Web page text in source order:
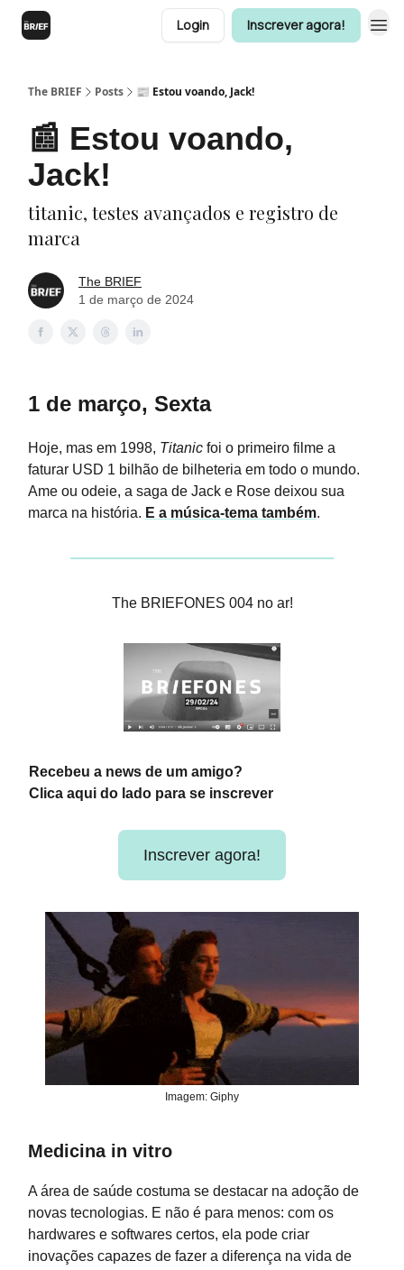
Login Inscrever agora!
The BRIEF Posts 📰 Estou voando, Jack!
📰 Estou voando,
Jack!
titanic, testes avançados e registro de
marca
The BRIEF
1 de março de 2024
1 de março, Sexta
Hoje, mas em 1998, Titanic foi o primeiro filme a
faturar USD 1 bilhão de bilheteria em todo o mundo.
Ame ou odeie, a saga de Jack e Rose deixou sua
marca na história. E a música-tema também.
The BRIEFONES 004 no ar!
Recebeu a news de um amigo?
Clica aqui do lado para se inscrever
Inscrever agora!
Imagem: Giphy
Medicina in vitro
A área de saúde costuma se destacar na adoção de
novas tecnologias. E não é para menos: com os
hardwares e softwares certos, ela pode criar
inovações capazes de fazer a diferença na vida de